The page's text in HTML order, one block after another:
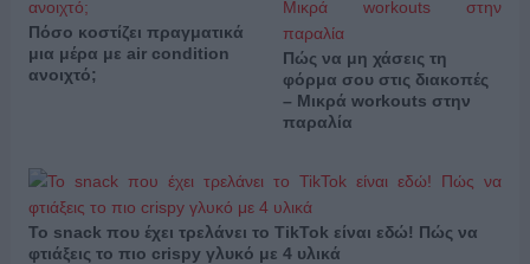
Πόσο κοστίζει πραγματικά
μια μέρα με air condition
ανοιχτό;
Πώς να μη χάσεις τη
φόρμα σου στις διακοπές
– Μικρά workouts στην
παραλία
Το snack που έχει τρελάνει το TikTok είναι εδώ! Πώς να
φτιάξεις το πιο crispy γλυκό με 4 υλικά